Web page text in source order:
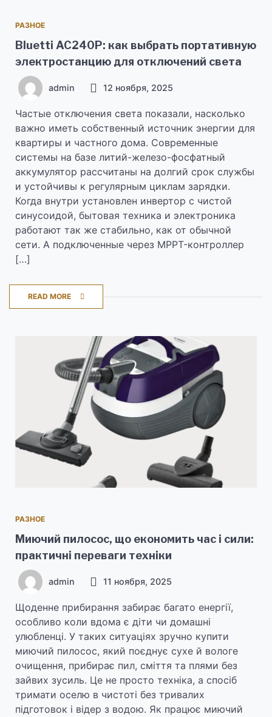
РАЗНОЕ
Bluetti AC240P: как выбрать портативную
электростанцию для отключений света
admin 12 ноября, 2025
Частые отключения света показали, насколько
важно иметь собственный источник энергии для
квартиры и частного дома. Современные
системы на базе литий-железо-фосфатный
аккумулятор рассчитаны на долгий срок службы
и устойчивы к регулярным циклам зарядки.
Когда внутри установлен инвертор с чистой
синусоидой, бытовая техника и электроника
работают так же стабильно, как от обычной
сети. А подключенные через MPPT-контроллер
[…]
READ MORE
РАЗНОЕ
Миючий пилосос, що економить час і сили:
практичні переваги техніки
admin 11 ноября, 2025
Щоденне прибирання забирає багато енергії,
особливо коли вдома є діти чи домашні
улюбленці. У таких ситуаціях зручно купити
миючий пилосос, який поєднує сухе й вологе
очищення, прибирає пил, сміття та плями без
зайвих зусиль. Це не просто техніка, а спосіб
тримати оселю в чистоті без тривалих
підготовок і відер з водою. Як працює миючий